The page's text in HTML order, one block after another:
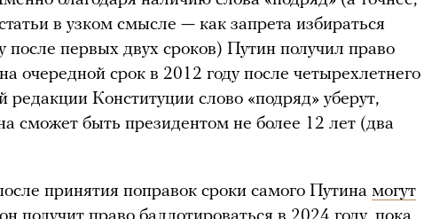
в узком смысле — как запрета избираться
после первых двух сроков) Путин получил право
очередной срок в 2012 году после четырехлетнего
редакции Конституции слово «подряд» уберут,
сможет быть президентом не более 12 лет (два
принятия поправок сроки самого Путина могут